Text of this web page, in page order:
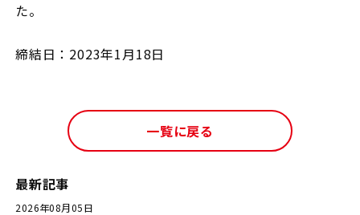
た。
締結日：2023年1月18日
一覧に戻る
最新記事
2026年08月05日